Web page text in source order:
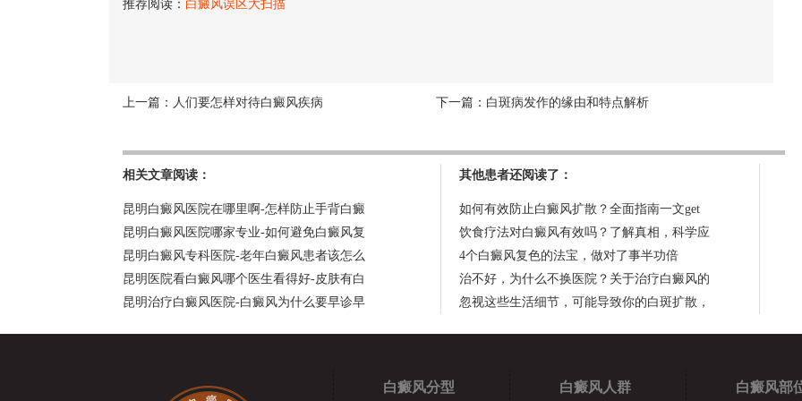
推荐阅读： 白癜风误区大扫描
上一篇： 人们要怎样对待白癜风疾病 下一篇： 白斑病发作的缘由和特点解析
相关文章阅读：
昆明白癜风医院在哪里啊-怎样防止手背白癜
昆明白癜风医院哪家专业-如何避免白癜风复
昆明白癜风专科医院-老年白癜风患者该怎么
昆明医院看白癜风哪个医生看得好-皮肤有白
昆明治疗白癜风医院-白癜风为什么要早诊早
其他患者还阅读了：
如何有效防止白癜风扩散？全面指南一文get
饮食疗法对白癜风有效吗？了解真相，科学应
4个白癜风复色的法宝，做对了事半功倍
治不好，为什么不换医院？关于治疗白癜风的
忽视这些生活细节，可能导致你的白斑扩散，
白癜风分型 白癜风人群 白癜风部